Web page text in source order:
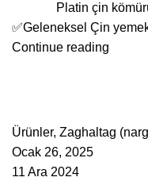
Platin çin kömürü
✅Geleneksel Çin
Continue reading
Ürünler, Zaghaltag
Ocak 26, 2025
11 Ara 2024